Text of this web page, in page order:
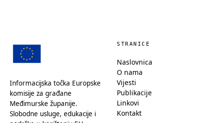
Informacijska točka Europske
komisije za građane
Međimurske županije.
Slobodne usluge, edukacije i
STRANICE
Naslovnica
O nama
Vijesti
Publikacije
Linkovi
Kontakt